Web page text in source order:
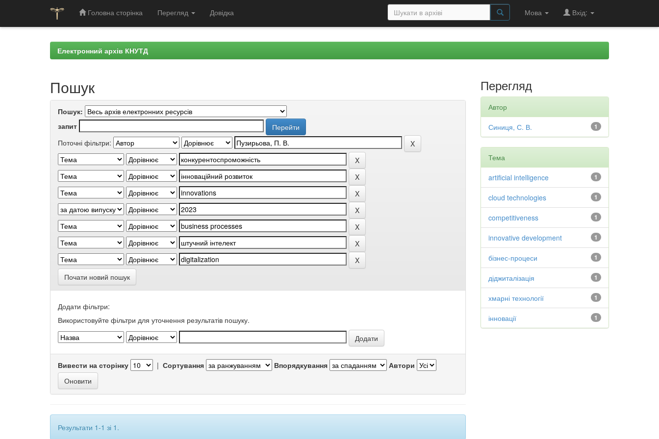
Головна сторінка Перегляд Довідка Мова Вхід:
Електронний архів КНУТД
Пошук
Пошук:
запит
Поточні фільтри:
Почати новий пошук
Додати фільтри:
Використовуйте фільтри для уточнення результатів пошуку.
Вивести на сторінку | Сортування Впорядкування Автори
Результати 1-1 зі 1.
Перегляд
Автор
1
Синиця, С. В.
Тема
1
artificial intelligence
1
cloud technologies
1
competitiveness
1
innovative development
1
бізнес-процеси
1
діджиталізація
1
хмарні технології
1
інновації